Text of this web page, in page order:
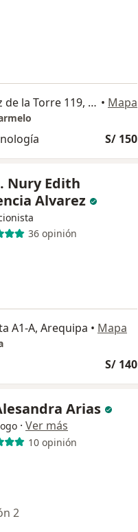
Calle Francisco Gómez de la Torre 119, Urb. Victoria, Arequipa, Arequipa • Mapa
S/ 150
Nury Edith
Alvarez
36 opinión
A1-A, Arequipa • Mapa
S/ 140
Arias
· Ver más
10 opinión
2